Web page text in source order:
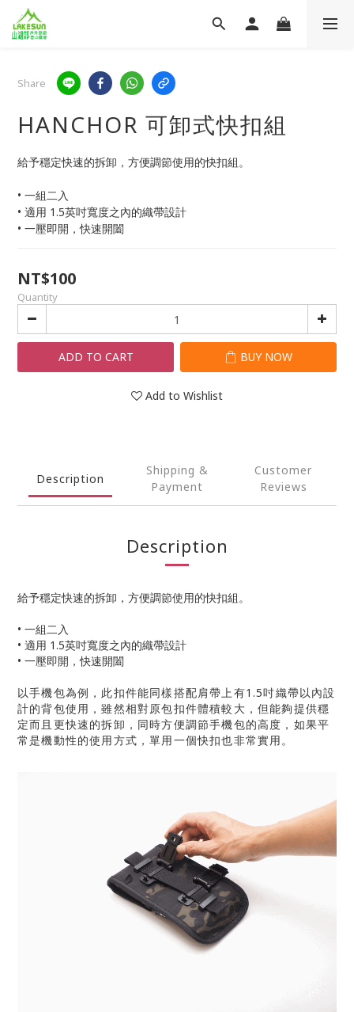
Share
HANCHOR 可卸式快扣組
給予穩定快速的拆卸，方便調節使用的快扣組。
• 一組二入
• 適用 1.5英吋寬度之內的織帶設計
• 一壓即開，快速開闔
NT$100
Quantity
ADD TO CART BUY NOW
Add to Wishlist
Description
Shipping &
Payment
Customer
Reviews
Description
給予穩定快速的拆卸，方便調節使用的快扣組。
• 一組二入
• 適用 1.5英吋寬度之內的織帶設計
• 一壓即開，快速開闔
以手機包為例，此扣件能同樣搭配肩帶上有1.5吋織帶以內設
計的背包使用，雖然相對原包扣件體積較大，但能夠提供穩
定而且更快速的拆卸，同時方便調節手機包的高度，如果平
常是機動性的使用方式，單用一個快扣也非常實用。